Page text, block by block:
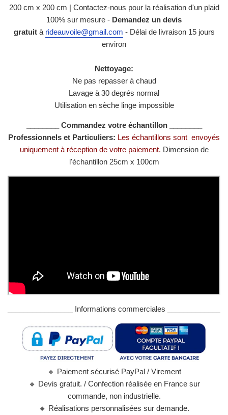
200 cm x 200 cm | Contactez-nous pour la réalisation d'un plaid
100% sur mesure - Demandez un devis
gratuit à rideauvoile@gmail.com - Délai de livraison 15 jours
environ
Nettoyage:
Ne pas repasser à chaud
Lavage à 30 degrés normal
Utilisation en sèche linge impossible
________ Commandez votre échantillon ________
Professionnels et Particuliers: Les échantillons sont envoyés
uniquement à réception de votre paiement. Dimension de
l'échantillon 25cm x 100cm
________________ Informations commerciales _____________
🔸 Paiement sécurisé PayPal / Virement
🔸 Devis gratuit. / Confection réalisée en France sur
commande, non industrielle.
🔸 Réalisations personnalisées sur demande.